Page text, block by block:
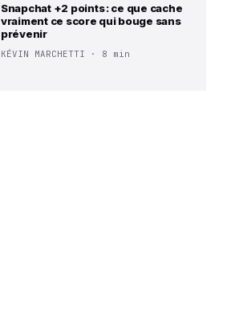
Snapchat +2 points : ce que cache
vraiment ce score qui bouge sans
prévenir
KÉVIN MARCHETTI · 8 min